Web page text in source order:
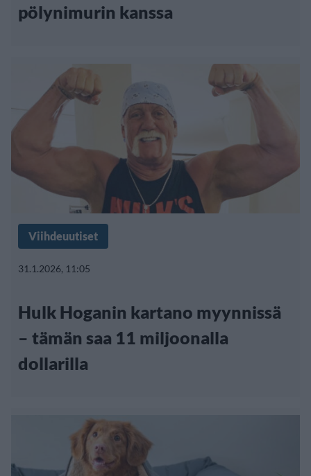
pölynimurin kanssa
Viihdeuutiset
31.1.2026, 11:05
Hulk Hoganin kartano myynnissä
– tämän saa 11 miljoonalla
dollarilla